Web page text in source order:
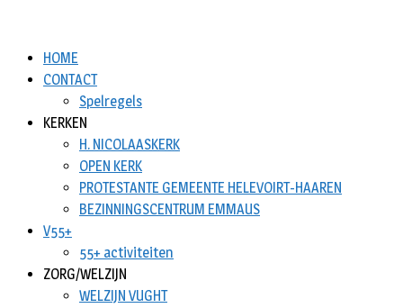
HOME
CONTACT
Spelregels
KERKEN
H. NICOLAASKERK
OPEN KERK
PROTESTANTE GEMEENTE HELEVOIRT-HAAREN
BEZINNINGSCENTRUM EMMAUS
V55+
55+ activiteiten
ZORG/WELZIJN
WELZIJN VUGHT